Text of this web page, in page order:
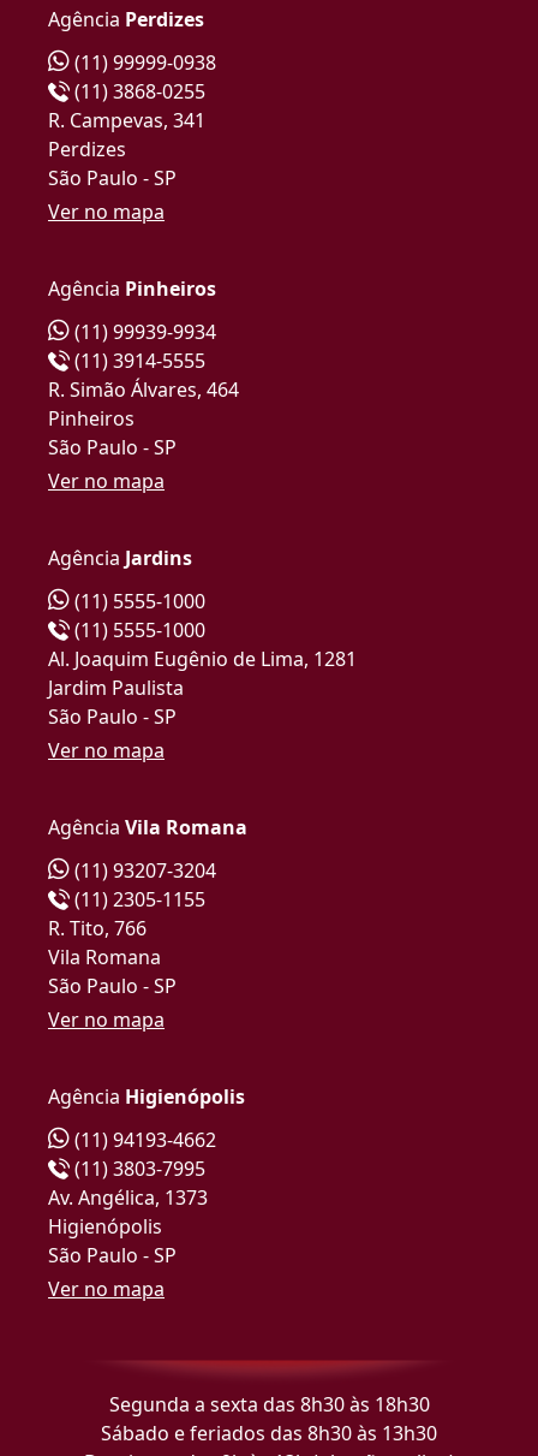
Agência Perdizes
(11) 99999-0938
(11) 3868-0255
R. Campevas, 341
Perdizes
São Paulo - SP
Ver no mapa
Agência Pinheiros
(11) 99939-9934
(11) 3914-5555
R. Simão Álvares, 464
Pinheiros
São Paulo - SP
Ver no mapa
Agência Jardins
(11) 5555-1000
(11) 5555-1000
Al. Joaquim Eugênio de Lima, 1281
Jardim Paulista
São Paulo - SP
Ver no mapa
Agência Vila Romana
(11) 93207-3204
(11) 2305-1155
R. Tito, 766
Vila Romana
São Paulo - SP
Ver no mapa
Agência Higienópolis
(11) 94193-4662
(11) 3803-7995
Av. Angélica, 1373
Higienópolis
São Paulo - SP
Ver no mapa
Segunda a sexta das 8h30 às 18h30
Sábado e feriados das 8h30 às 13h30